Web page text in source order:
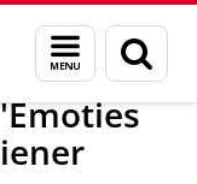
Menu
en
zoeken